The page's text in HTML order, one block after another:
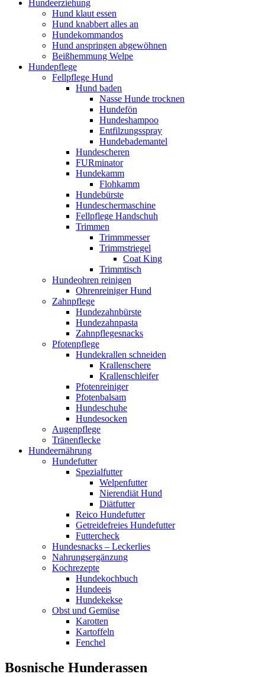
Hundeerziehung
Hund klaut essen
Hund knabbert alles an
Hundekommandos
Hund anspringen abgewöhnen
Beißhemmung Welpe
Hundepflege
Fellpflege Hund
Hund baden
Nasse Hunde trocknen
Hundefön
Hundeshampoo
Entfilzungsspray
Hundebademantel
Hundescheren
FURminator
Hundekamm
Flohkamm
Hundebürste
Hundeschermaschine
Fellpflege Handschuh
Trimmen
Trimmmesser
Trimmstriegel
Coat King
Trimmtisch
Hundeohren reinigen
Ohrenreiniger Hund
Zahnpflege
Hundezahnbürste
Hundezahnpasta
Zahnpflegesnacks
Pfotenpflege
Hundekrallen schneiden
Krallenschere
Krallenschleifer
Pfotenreiniger
Pfotenbalsam
Hundeschuhe
Hundesocken
Augenpflege
Tränenflecke
Hundeernährung
Hundefutter
Spezialfutter
Welpenfutter
Nierendiät Hund
Diätfutter
Reico Hundefutter
Getreidefreies Hundefutter
Futtercheck
Hundesnacks – Leckerlies
Nahrungsergänzung
Kochrezepte
Hundekochbuch
Hundeeis
Hundekekse
Obst und Gemüse
Karotten
Kartoffeln
Fenchel
Bosnische Hunderassen